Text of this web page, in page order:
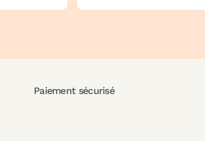
Paiement sécurisé